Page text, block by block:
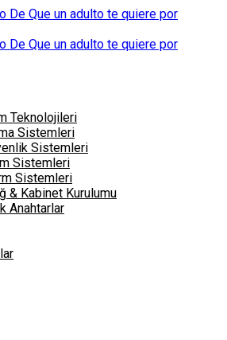
Teknolojileri
Sistemleri
Sistemleri
Sistemleri
Sistemleri
& Kabinet Kurulumu
Anahtarlar